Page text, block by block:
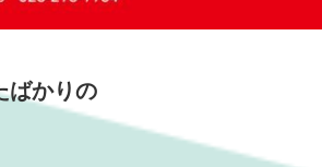
ばかりの